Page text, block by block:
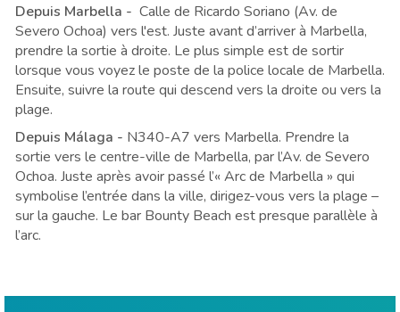
Depuis Marbella - Calle de Ricardo Soriano (Av. de
Severo Ochoa) vers l'est. Juste avant d’arriver à Marbella,
prendre la sortie à droite. Le plus simple est de sortir
lorsque vous voyez le poste de la police locale de Marbella.
Ensuite, suivre la route qui descend vers la droite ou vers la
plage.
Depuis Málaga - N340-A7 vers Marbella. Prendre la
sortie vers le centre-ville de Marbella, par l’Av. de Severo
Ochoa. Juste après avoir passé l’« Arc de Marbella » qui
symbolise l’entrée dans la ville, dirigez-vous vers la plage –
sur la gauche. Le bar Bounty Beach est presque parallèle à
l’arc.